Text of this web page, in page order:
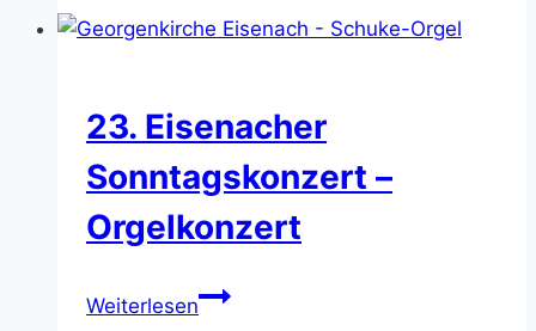
–
23. Eisenacher
Sonntagskonzert –
Orgelkonzert
Weiterlesen23.